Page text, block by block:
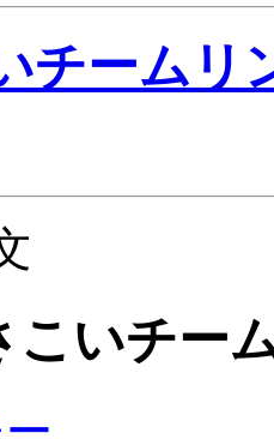
チームリ
こいチー